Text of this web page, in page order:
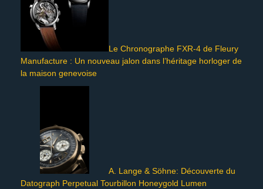
Le Chronographe FXR-4 de Fleury
Manufacture : Un nouveau jalon dans l’héritage horloger de
la maison genevoise
A. Lange & Söhne: Découverte du
Datograph Perpetual Tourbillon Honeygold Lumen